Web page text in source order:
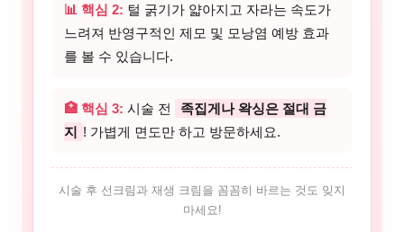
📊 핵심 2: 털 굵기가 얇아지고 자라는 속도가
느려져 반영구적인 제모 및 모낭염 예방 효과
를 볼 수 있습니다.
🏥 핵심 3: 시술 전
족집게나 왁싱은 절대 금
지 ! 가볍게 면도만 하고 방문하세요.
시술 후 선크림과 재생 크림을 꼼꼼히 바르는 것도 잊지
마세요!